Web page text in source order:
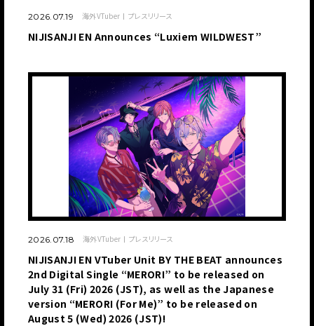
2026.07.19 海外VTuber プレスリリース
NIJISANJI EN Announces “Luxiem WILDWEST”
2026.07.18 海外VTuber プレスリリース
NIJISANJI EN VTuber Unit BY THE BEAT announces
2nd Digital Single “MERORI” to be released on
July 31 (Fri) 2026 (JST), as well as the Japanese
version “MERORI (For Me)” to be released on
August 5 (Wed) 2026 (JST)!